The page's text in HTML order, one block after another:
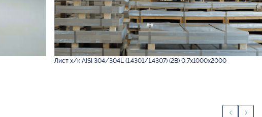
Лист х/к AISI 304/304L (1.4301/1.4307) (2B) 0,7х1000х2000